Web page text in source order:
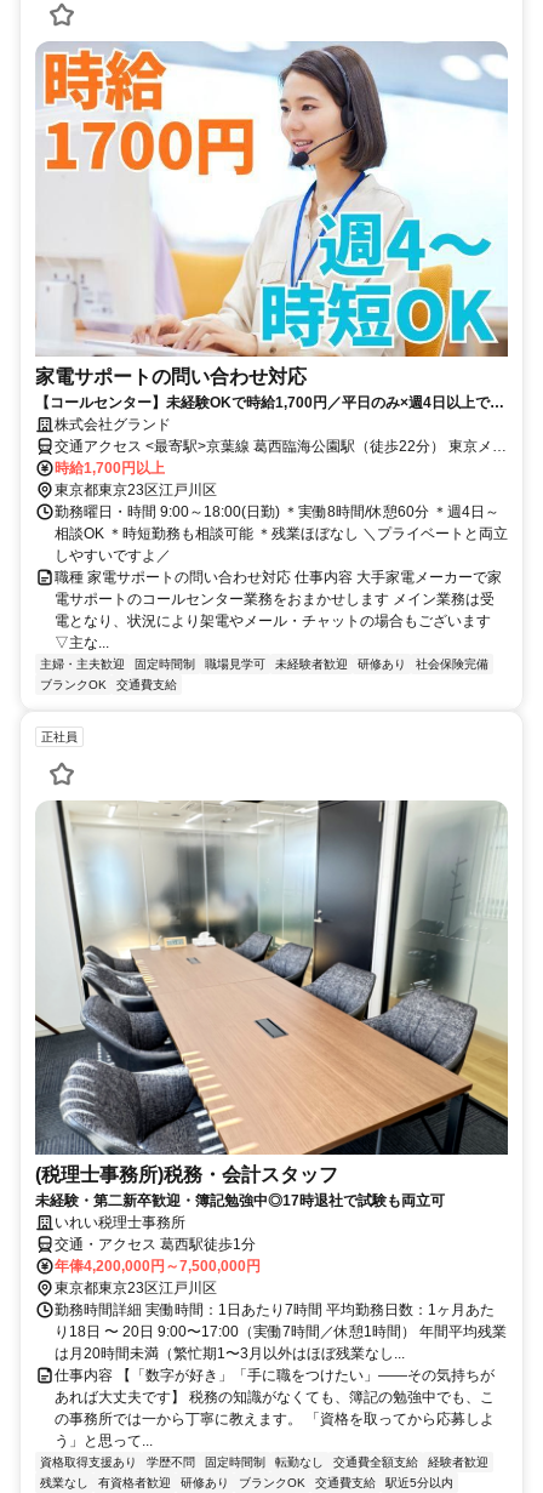
家電サポートの問い合わせ対応
【コールセンター】未経験OKで時給1,700円／平日のみ×週4日以上で
OK／冷暖房完備／残業ほぼなし
株式会社グランド
交通アクセス <最寄駅>京葉線 葛西臨海公園駅（徒歩22分） 東京メト
ロ東西線：葛西駅 バス16分（片路210円）
時給1,700円以上
東京都東京23区江戸川区
勤務曜日・時間 9:00～18:00(日勤) ＊実働8時間/休憩60分 ＊週4日～
相談OK ＊時短勤務も相談可能 ＊残業ほぼなし ＼プライベートと両立
しやすいですよ／
職種 家電サポートの問い合わせ対応 仕事内容 大手家電メーカーで家
電サポートのコールセンター業務をおまかせします メイン業務は受
電となり、状況により架電やメール・チャットの場合もございます
▽主な...
主婦・主夫歓迎 固定時間制 職場見学可 未経験者歓迎 研修あり
社会保険完備
ブランクOK
交通費支給
正社員
(税理士事務所)税務・会計スタッフ
未経験・第二新卒歓迎・簿記勉強中◎17時退社で試験も両立可
いれい税理士事務所
交通・アクセス 葛西駅徒歩1分
年俸4,200,000円～7,500,000円
東京都東京23区江戸川区
勤務時間詳細 実働時間：1日あたり7時間 平均勤務日数：1ヶ月あた
り18日 〜 20日 9:00〜17:00（実働7時間／休憩1時間） 年間平均残業
は月20時間未満（繁忙期1〜3月以外はほぼ残業なし...
仕事内容 【「数字が好き」「手に職をつけたい」——その気持ちが
あれば大丈夫です】 税務の知識がなくても、簿記の勉強中でも、こ
の事務所では一から丁寧に教えます。 「資格を取ってから応募しよ
う」と思って...
資格取得支援あり 学歴不問 固定時間制 転勤なし 交通費全額支給
経験者歓迎
残業なし
有資格者歓迎 研修あり ブランクOK 交通費支給
駅近5分以内